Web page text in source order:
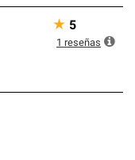
★ 5
1 reseñas